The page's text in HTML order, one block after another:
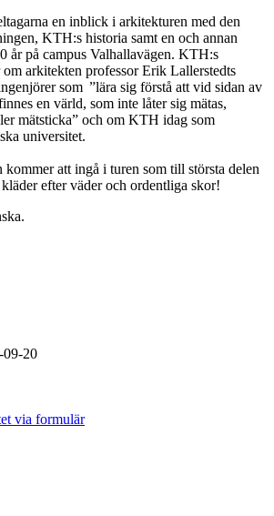
en inblick i arkitekturen med den
KTH:s historia samt en och annan
år på campus Valhallavägen. KTH:s
om arkitekten professor Erik Lallerstedts
som ”lära sig förstå att vid sidan av
en värld, som inte låter sig mätas,
mätsticka” och om KTH idag som
universitet.
att ingå i turen som till största delen
efter väder och ordentliga skor!
09-20
via formulär